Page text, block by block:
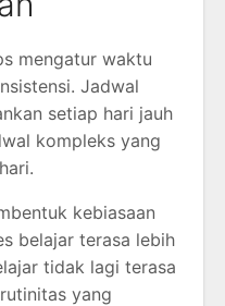
mengatur waktu
Jadwal
setiap hari jauh
kompleks yang
kebiasaan
belajar terasa lebih
tidak lagi terasa
yang